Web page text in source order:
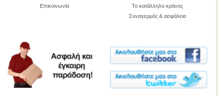
Επικοινωνία
Το κατάλληλο κράνος
Συναγερμός & ασφάλεια